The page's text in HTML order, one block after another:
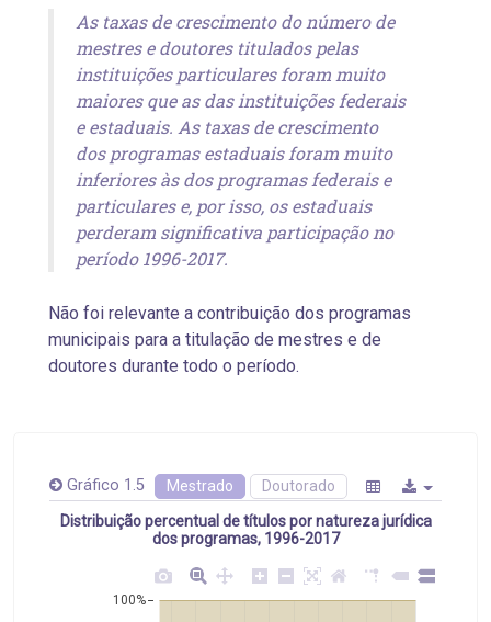
As taxas de crescimento do número de
mestres e doutores titulados pelas
instituições particulares foram muito
maiores que as das instituições federais
e estaduais. As taxas de crescimento
dos programas estaduais foram muito
inferiores às dos programas federais e
particulares e, por isso, os estaduais
perderam significativa participação no
período 1996-2017.
Não foi relevante a contribuição dos programas
municipais para a titulação de mestres e de
doutores durante todo o período.
Gráfico 1.5 Mestrado Doutorado
Distribuição percentual de títulos por natureza jurídica
dos programas, 1996-2017
100%